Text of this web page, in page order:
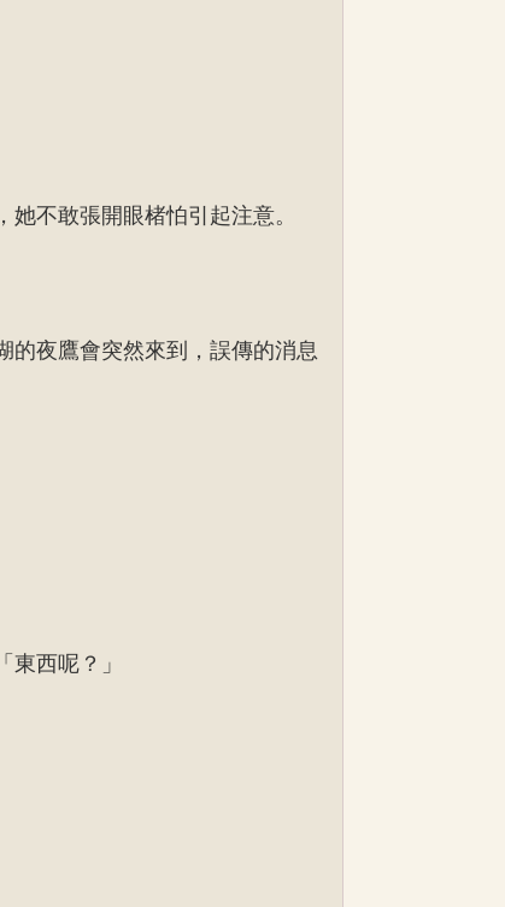
不敢張開眼楮怕引起注意。
的夜鷹會突然來到，誤傳的消息
西呢？」